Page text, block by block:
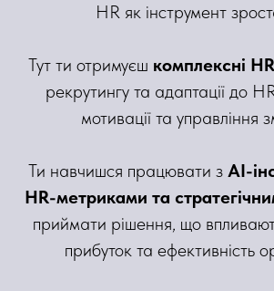
HR як інструмент
Тут ти отримуєш комплексні
рекрутингу та адаптації до
мотивації та управління
Ти навчишся працювати з AI-
HR-метриками та
приймати рішення, що
прибуток та ефективність